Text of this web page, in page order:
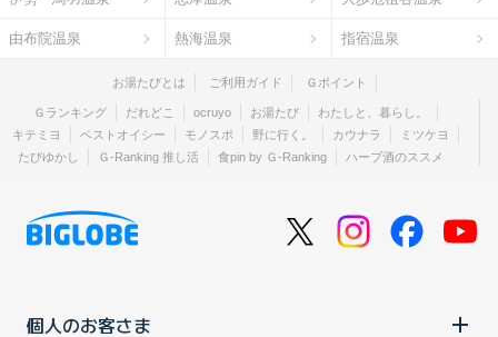
由布院温泉 熱海温泉 指宿温泉
お湯たびとは ご利用ガイド Ｇポイント
Ｇランキング だれどこ ocruyo お湯たび
わたしと、暮らし。
キテミヨ
ベストオイシー モノスポ 野に行く。 カウナラ
ミツケヨ
たびゆかし
Ｇ-Ranking 推し活 食pin by Ｇ-Ranking ハーブ酒のススメ
個人のお客さま